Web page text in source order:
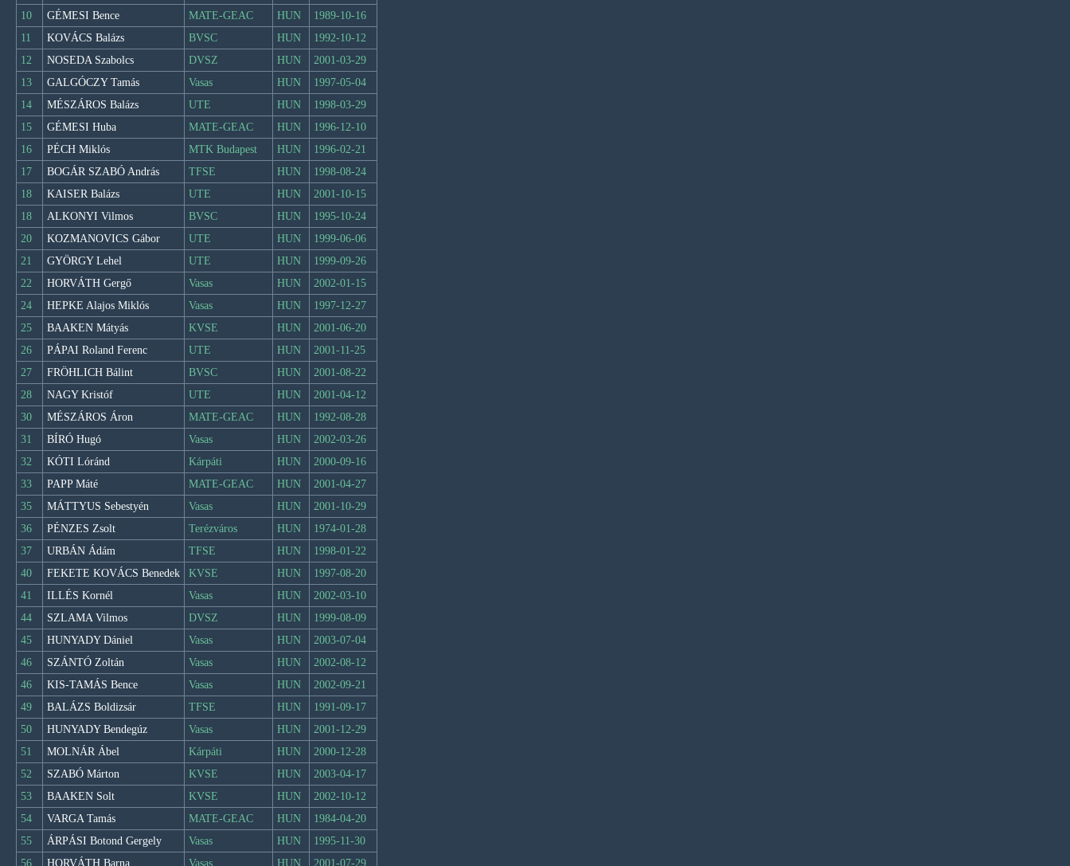
10
GÉMESI Bence MATE-GEAC HUN
1989-10-16
11
KOVÁCS Balázs BVSC HUN
1992-10-12
12
NOSEDA Szabolcs DVSZ HUN
2001-03-29
13
GALGÓCZY Tamás Vasas HUN
1997-05-04
14
MÉSZÁROS Balázs UTE HUN
1998-03-29
15
GÉMESI Huba MATE-GEAC HUN
1996-12-10
16
PÉCH Miklós MTK Budapest HUN
1996-02-21
17
BOGÁR SZABÓ András TFSE HUN
1998-08-24
18
KAISER Balázs UTE HUN
2001-10-15
18
ALKONYI Vilmos BVSC HUN
1995-10-24
20
KOZMANOVICS Gábor UTE HUN
1999-06-06
21
GYÖRGY Lehel UTE HUN
1999-09-26
22
HORVÁTH Gergő Vasas HUN
2002-01-15
24
HEPKE Alajos Miklós Vasas HUN
1997-12-27
25
BAAKEN Mátyás KVSE HUN
2001-06-20
26
PÁPAI Roland Ferenc UTE HUN
2001-11-25
27
FRÖHLICH Bálint BVSC HUN
2001-08-22
28
NAGY Kristóf UTE HUN
2001-04-12
30
MÉSZÁROS Áron MATE-GEAC HUN
1992-08-28
31
BÍRÓ Hugó Vasas HUN
2002-03-26
32
KÓTI Lóránd Kárpáti HUN
2000-09-16
33
PAPP Máté MATE-GEAC HUN
2001-04-27
35
MÁTTYUS Sebestyén Vasas HUN
2001-10-29
36
PÉNZES Zsolt Terézváros HUN
1974-01-28
37
URBÁN Ádám TFSE HUN
1998-01-22
40
FEKETE KOVÁCS Benedek KVSE HUN
1997-08-20
41
ILLÉS Kornél Vasas HUN
2002-03-10
44
SZLAMA Vilmos DVSZ HUN
1999-08-09
45
HUNYADY Dániel Vasas HUN
2003-07-04
46
SZÁNTÓ Zoltán Vasas HUN
2002-08-12
46
KIS-TAMÁS Bence Vasas HUN
2002-09-21
49
BALÁZS Boldizsár TFSE HUN
1991-09-17
50
HUNYADY Bendegúz Vasas HUN
2001-12-29
51
MOLNÁR Ábel Kárpáti HUN
2000-12-28
52
SZABÓ Márton KVSE HUN
2003-04-17
53
BAAKEN Solt KVSE HUN
2002-10-12
54
VARGA Tamás MATE-GEAC HUN
1984-04-20
55
ÁRPÁSI Botond Gergely Vasas HUN
1995-11-30
56
HORVÁTH Barna Vasas HUN 2001-07-29